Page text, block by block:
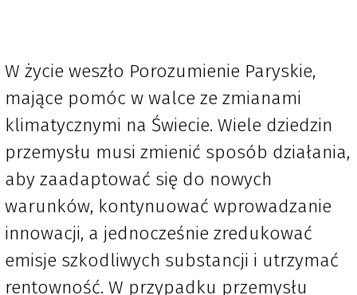
W życie weszło Porozumienie Paryskie,
mające pomóc w walce ze zmianami
klimatycznymi na Świecie. Wiele dziedzin
przemysłu musi zmienić sposób działania,
aby zaadaptować się do nowych
warunków, kontynuować wprowadzanie
innowacji, a jednocześnie zredukować
emisje szkodliwych substancji i utrzymać
rentowność. W przypadku przemysłu